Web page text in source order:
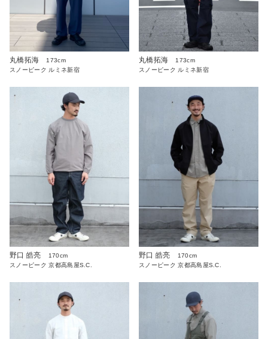
丸橋拓海
173cm
スノーピーク ルミネ新宿
丸橋拓海
173cm
スノーピーク ルミネ新宿
野口 皓亮
170cm
スノーピーク 京都高島屋S.C.
野口 皓亮
170cm
スノーピーク 京都高島屋S.C.